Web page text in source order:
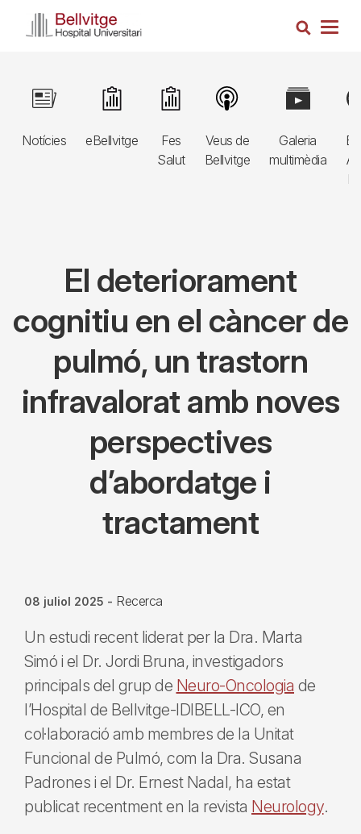
Cerca
Navegació
principal
3r
Notícies
Image
eBellvitge
Image
Fes
Salut
Image
Veus de
Bellvitge
Image
Galeria
multimèdia
Image
El deteriorament
cognitiu en el càncer de
pulmó, un trastorn
infravalorat amb noves
perspectives
d’abordatge i
tractament
08 juliol 2025 - Recerca
Un estudi recent liderat per la Dra. Marta
Simó i el Dr. Jordi Bruna, investigadors
principals del grup de Neuro-Oncologia de
l’Hospital de Bellvitge-IDIBELL-ICO, en
col·laboració amb membres de la Unitat
Funcional de Pulmó, com la Dra. Susana
Padrones i el Dr. Ernest Nadal, ha estat
publicat recentment en la revista Neurology.